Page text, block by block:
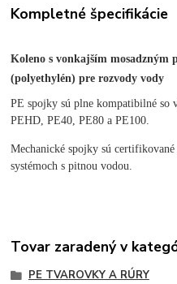
Kompletné špecifikácie
Koleno s vonkajším mosadzným
(polyethylén) pre rozvody vody
PE spojky sú plne kompatibilné
PEHD, PE40, PE80 a PE100.
Mechanické spojky sú
systémoch s pitnou vodou.
Tovar zaradený v
PE TVAROVKY A RÚRY